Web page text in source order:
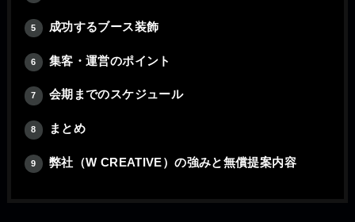
5 成功するブース装飾
6 集客・運営のポイント
7 会期までのスケジュール
8 まとめ
9 弊社（W CREATIVE）の強みと無償提案内容